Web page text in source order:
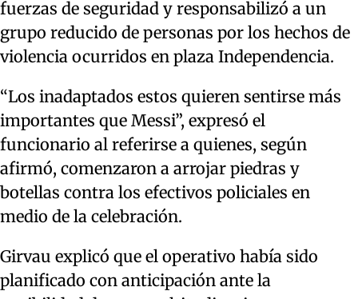
fuerzas de seguridad y responsabilizó a un
grupo reducido de personas por los hechos de
violencia ocurridos en plaza Independencia.
“Los inadaptados estos quieren sentirse más
importantes que Messi”, expresó el
funcionario al referirse a quienes, según
afirmó, comenzaron a arrojar piedras y
botellas contra los efectivos policiales en
medio de la celebración.
Girvau explicó que el operativo había sido
planificado con anticipación ante la